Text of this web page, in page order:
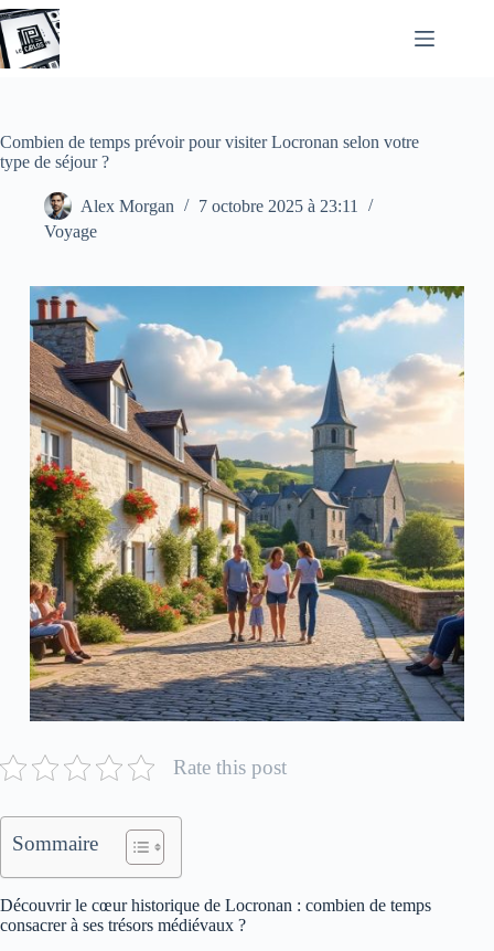
Passer
au
contenu
Combien de temps prévoir pour visiter Locronan selon votre
type de séjour ?
Alex Morgan
7 octobre 2025 à 23:11
Voyage
Rate this post
Sommaire
Découvrir le cœur historique de Locronan : combien de temps
consacrer à ses trésors médiévaux ?